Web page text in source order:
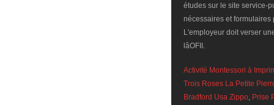
Activité Montessori à
Trois Roses La Petite
Bradford Usa Zippo, Prise